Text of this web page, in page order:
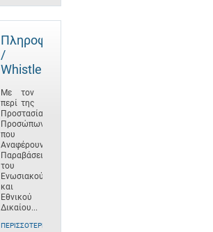
Πληροφοριοδότες
/
Whistleblowers
Με τον
περί της
Προστασίας
Προσώπων
που
Αναφέρουν
Παραβάσεις
του
Ενωσιακού
και
Εθνικού
Δικαίου...
ΠΕΡΙΣΣΌΤΕΡΕΣ